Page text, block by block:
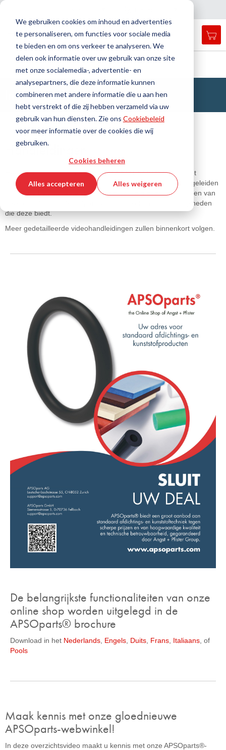
We gebruiken cookies om inhoud en advertenties
te personaliseren, om functies voor sociale media
te bieden en om ons verkeer te analyseren. We
delen ook informatie over uw gebruik van onze site
met onze socialemedia-, advertentie- en
analysepartners, die deze informatie kunnen
combineren met andere informatie die u aan hen
hebt verstrekt of die zij hebben verzameld via uw
gebruik van hun diensten. Zie ons Cookiebeleid
voor meer informatie over de cookies die wij
gebruiken.
Cookies beheren
Alles accepteren Alles weigeren
search
Zoek
Zoek
Thuis Hulp en ondersteuning Instructievideo's
Instructievideo's
Handleidingen
Heeft u hulp nodig bij het navigeren door de winkel of bij het
gebruik van een specifieke functie? Onze videotutorials begeleiden
u door de belangrijkste stappen om volledig gebruik te maken van
onze gloednieuwe APSOparts®-webwinkel en alle mogelijkheden
die deze biedt.
Meer gedetailleerde videohandleidingen zullen binnenkort volgen.
De belangrijkste functionaliteiten van onze
online shop worden uitgelegd in de
APSOparts® brochure
Download in het Nederlands Engels Duits Frans Italiaans , of
Pools
Maak kennis met onze gloednieuwe
APSOparts-webwinkel!
In deze overzichtsvideo maakt u kennis met onze APSOparts®-